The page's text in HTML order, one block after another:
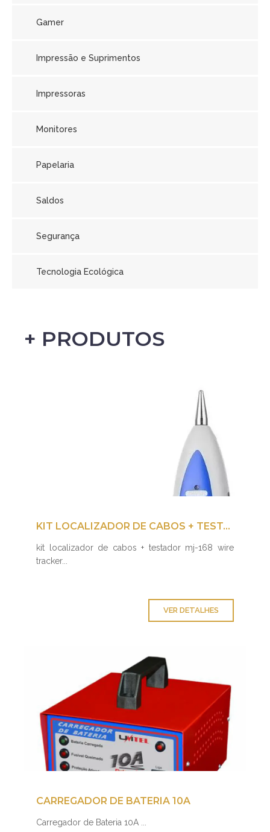
Gamer
Impressão e Suprimentos
Impressoras
Monitores
Papelaria
Saldos
Segurança
Tecnologia Ecológica
+ PRODUTOS
KIT LOCALIZADOR DE CABOS + TESTADOR MJ-168 WIRE TRACKER
kit localizador de cabos + testador mj-168 wire
tracker...
VER DETALHES
CARREGADOR DE BATERIA 10A
Carregador de Bateria 10A ...